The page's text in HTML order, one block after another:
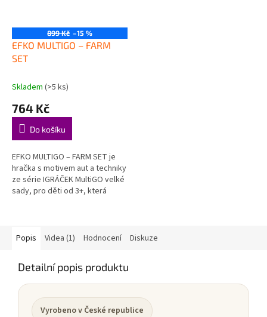
899 Kč –15 %
EFKO MULTIGO – FARM
SET
Skladem (>5 ks)
764 Kč
Do košíku
EFKO MULTIGO – FARM SET je
hračka s motivem aut a techniky
ze série IGRÁČEK MultiGO velké
sady, pro děti od 3+, která
Popis Videa (1) Hodnocení Diskuze
Detailní popis produktu
Vyrobeno v České republice